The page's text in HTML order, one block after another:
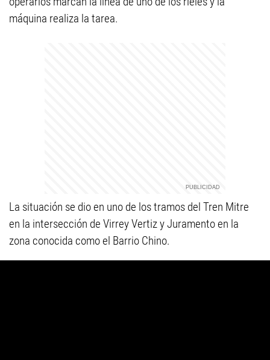
máquina realiza la tarea.
La situación se dio en uno de los tramos del Tren Mitre
en la intersección de Virrey Vertiz y Juramento en la
zona conocida como el Barrio Chino.